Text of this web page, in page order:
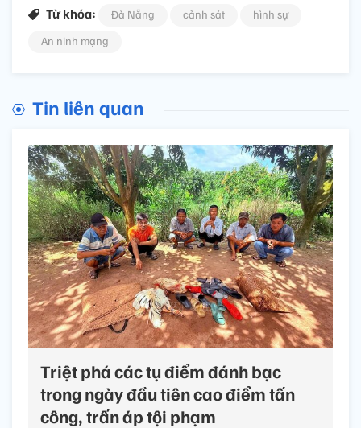
Từ khóa: Đà Nẵng cảnh sát
hình sự
An ninh mạng
Tin liên quan
Triệt phá các tụ điểm đánh bạc
trong ngày đầu tiên cao điểm tấn
công, trấn áp tội phạm